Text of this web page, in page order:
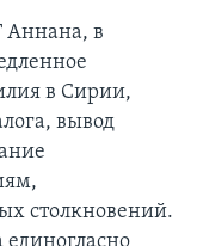
Аннана, в
в Сирии,
вывод
столкновений.